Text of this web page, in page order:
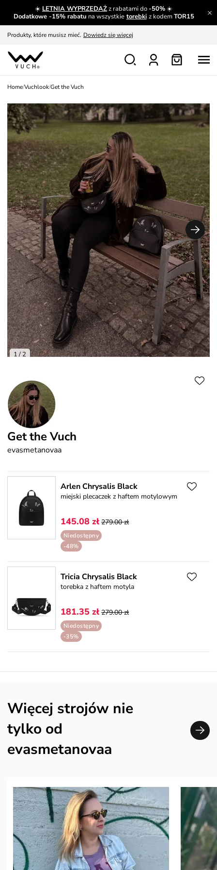
☀️ LETNIA WYPRZEDAŻz rabatami do-50%☀️
Dodatkowe -15% rabatu na wszystkie torebki z kodemTOR15
Panowie, a coś dla Was? Zobacz
Produkty, które musisz mieć. Dowiedz się więcej
Wymiana i zwrot za darmo
Zainspiruj się Pokaż
Home/Vuchlook/Get the Vuch
1/ 2
Get the Vuch
evasmetanovaa
Arlen Chrysalis Black
miejski plecaczek z haftem motylowym
145.08 zł 279.00 zł
Niedostępny
-48%
Tricia Chrysalis Black
torebka z haftem motyla
181.35 zł 279.00 zł
Niedostępny
-35%
Więcej strojów nie
tylko od
evasmetanovaa